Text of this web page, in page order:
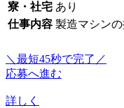
寮・社宅 あり
仕事内容 製造マシン
＼最短45秒で完了／
応募へ進む
詳しく